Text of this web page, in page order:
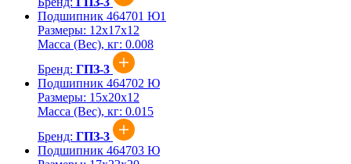
Подшипник 464701 Ю1
Размеры: 12x17x12
Масса (Вес), кг: 0.008
Бренд: ГПЗ-3
Подшипник 464702 Ю
Размеры: 15x20x12
Масса (Вес), кг: 0.015
Бренд: ГПЗ-3
Подшипник 464703 Ю